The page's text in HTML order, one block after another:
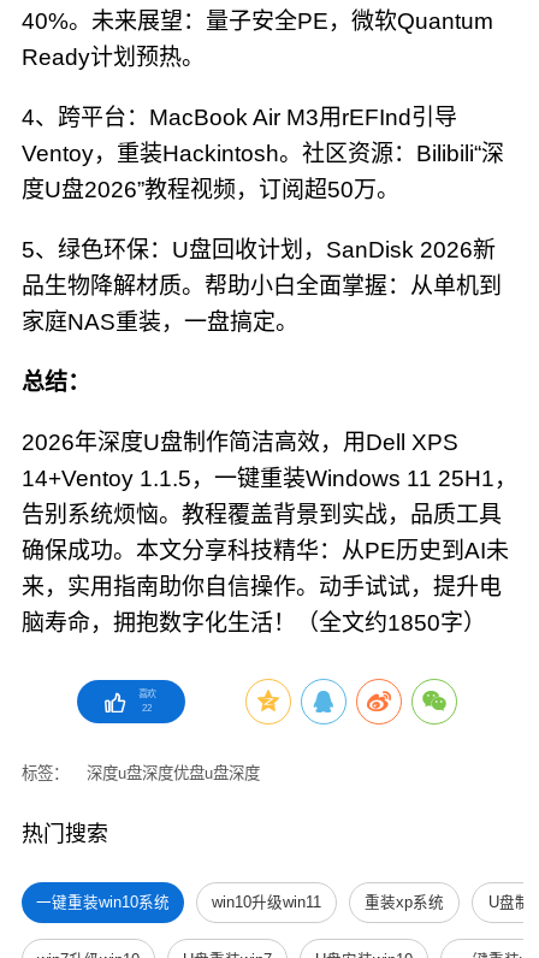
40%。未来展望：量子安全PE，微软Quantum
Ready计划预热。
4、跨平台：MacBook Air M3用rEFInd引导
Ventoy，重装Hackintosh。社区资源：Bilibili“深
度U盘2026”教程视频，订阅超50万。
5、绿色环保：U盘回收计划，SanDisk 2026新
品生物降解材质。帮助小白全面掌握：从单机到
家庭NAS重装，一盘搞定。
总结：
2026年深度U盘制作简洁高效，用Dell XPS
14+Ventoy 1.1.5，一键重装Windows 11 25H1，
告别系统烦恼。教程覆盖背景到实战，品质工具
确保成功。本文分享科技精华：从PE历史到AI未
来，实用指南助你自信操作。动手试试，提升电
脑寿命，拥抱数字化生活！（全文约1850字）
喜欢
22
标签： 深度u盘深度优盘u盘深度
热门搜索
一键重装win10系统 win10升级win11 重装xp系统 U盘制